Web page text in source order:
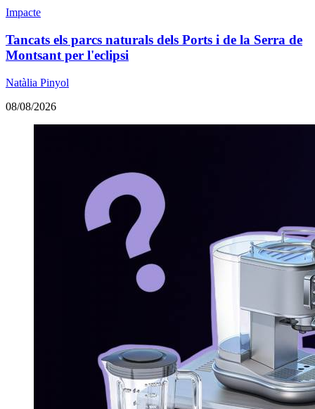
Impacte
Tancats els parcs naturals dels Ports i de la Serra de
Montsant per l'eclipsi
Natàlia Pinyol
08/08/2026